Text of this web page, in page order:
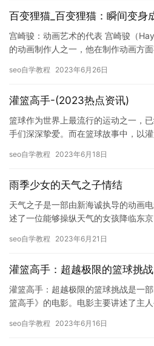
百变狸猫_百变狸猫：瞬间变身
宫崎骏：动画艺术的代表 宫崎骏（
的动画制作人之一，他在制作动画方
seo自学教程 2023年6月26日
灌篮高手-(2023热点资讯)
篮球作为世界上最流行的运动之一，
手们深深挚爱。而在篮球故事中，以
部篮球…
seo自学教程 2023年6月18日
雨季少女的天气之子情结
天气之子是一部由新海诚执导的动画
述了一位能够操纵天气的女孩降临东
和…
seo自学教程 2023年6月21日
灌篮高手：超越极限的篮球挑战
灌篮高手：超越极限的篮球挑战是一
篮高手》的电影。电影主要讲述了主
正文…
seo自学教程 2023年6月16日